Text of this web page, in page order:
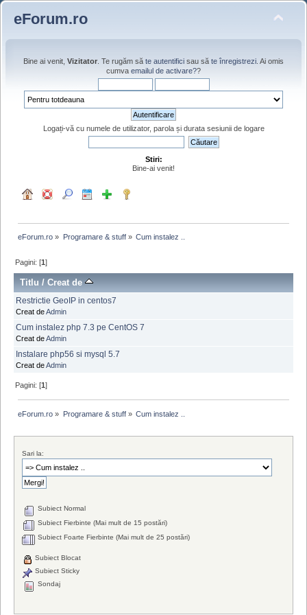
eForum.ro
Bine ai venit, Vizitator . Te rugăm să te autentifici sau să te înregistrezi . Ai omis
cumva emailul de activare??
Logați-vă cu numele de utilizator, parola și durata sesiunii de logare
Stiri:
Bine-ai venit!
eForum.ro » Programare & stuff» Cum instalez ..
Pagini: [1]
Titlu /Creat de
Restrictie GeoIP in centos7
Creat deAdmin
Cum instalez php 7.3 pe CentOS 7
Creat deAdmin
Instalare php56 si mysql 5.7
Creat deAdmin
Pagini: [1]
eForum.ro » Programare & stuff» Cum instalez ..
Sari la:
Subiect Normal
Subiect Fierbinte (Mai mult de 15 postări)
Subiect Foarte Fierbinte (Mai mult de 25 postări)
Subiect Blocat
Subiect Sticky
Sondaj